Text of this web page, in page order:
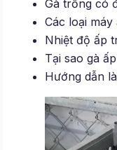
Gà trống có
Các loại
Nhiệt độ ấp
Tại sao gà
Hướng dẫn